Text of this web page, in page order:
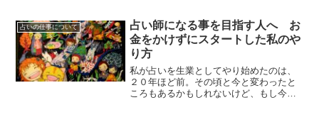
見て近い過去から今何が起きていてどう
いう状況でこのままい...
占いの仕事について
占い師になる事を目指す人へ お
金をかけずにスタートした私のや
り方
私が占いを生業としてやり始めたのは、
２０年ほど前。その頃と今と変わったと
ころもあるかもしれないけど、もし今か